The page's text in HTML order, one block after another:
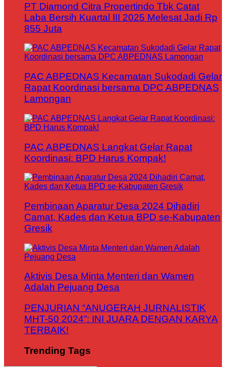
PT Diamond Citra Propertindo Tbk Catat
Laba Bersih Kuartal III 2025 Melesat Jadi Rp
855 Juta
PAC ABPEDNAS Kecamatan Sukodadi Gelar
Rapat Koordinasi bersama DPC ABPEDNAS
Lamongan
PAC ABPEDNAS Langkat Gelar Rapat
Koordinasi: BPD Harus Kompak!
Pembinaan Aparatur Desa 2024 Dihadiri
Camat, Kades dan Ketua BPD se-Kabupaten
Gresik
Aktivis Desa Minta Menteri dan Wamen
Adalah Pejuang Desa
PENJURIAN “ANUGERAH JURNALISTIK
MHT-50 2024”: INI JUARA DENGAN KARYA
TERBAIK!
Trending Tags